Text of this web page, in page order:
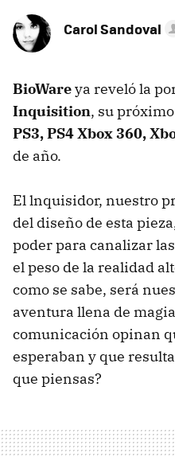
Carol Sandoval
BioWareya reveló la
Inquisition, su
PS3, PS4 Xbox 360,
de año.
El lnquisidor, nuestro
del diseño de esta
poder para canalizar
el peso de la realidad
como se sabe, será
aventura llena de
comunicación opinan
esperaban y que
que piensas?